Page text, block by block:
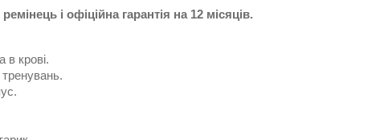
і офіційна гарантія на 12 місяців.
в крові.